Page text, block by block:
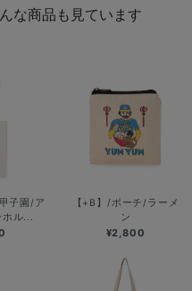
な商品も見ています
子園/ア
ホル...
【+B】/ポーチ/ラーメ
ン
¥2,800